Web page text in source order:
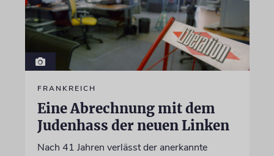
FRANKREICH
Eine Abrechnung mit dem
Judenhass der neuen Linken
Nach 41 Jahren verlässt der anerkannte